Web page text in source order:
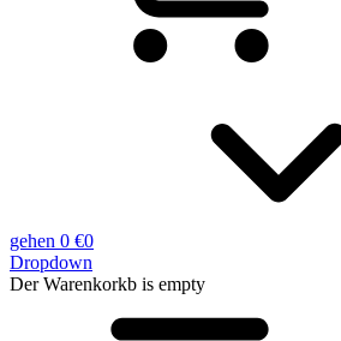
gehen 0 €0
Dropdown
Der Warenkorkb is empty